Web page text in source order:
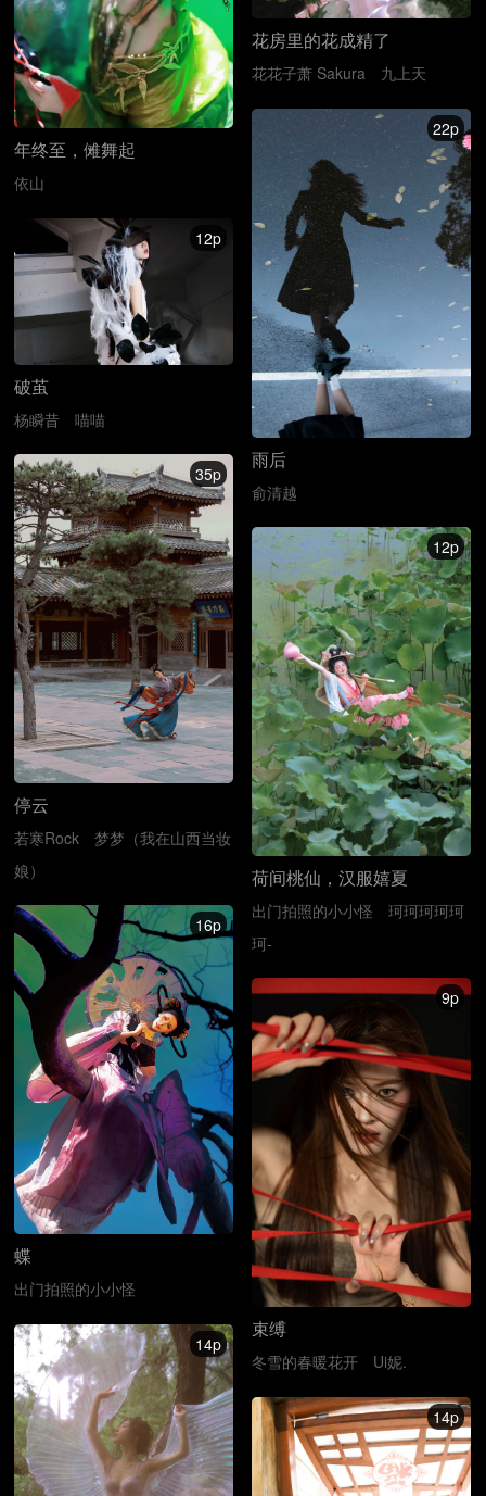
花房里的花成精了
花花子萧 Sakura 九上天
年终至，傩舞起
依山
22p
雨后
俞清越
12p
破茧
杨瞬昔 喵喵
35p
停云
若寒Rock
梦梦（我在山西当妆
娘）
12p
荷间桃仙，汉服嬉夏
出门拍照的小小怪
珂珂珂珂珂
珂-
16p
蝶
出门拍照的小小怪
9p
束缚
冬雪的春暖花开 Ui妮.
14p
14p